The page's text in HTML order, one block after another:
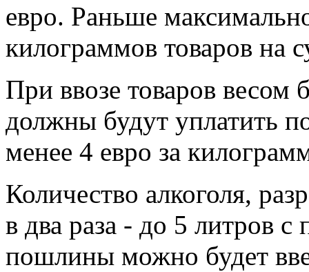
евро. Раньше
килограммов товаров на
При ввозе товаров весом
должны будут уплатить
менее 4 евро за
Количество алкоголя,
в два раза - до 5 литров
пошлины можно будет